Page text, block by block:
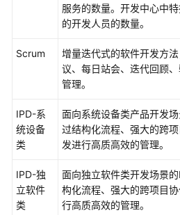
AppStage
南
（开
发
心）
AppStage
服务的数量。开发中心中
的开发人员的数量。
Scrum
增量迭代式的软件开发方
议、每日站会、迭代回顾
管理。​
IPD-系
统设备
类
面向系统设备类产品开发
过结构化流程、强大的跨
发进行高质高效的管理。
IPD-独
立软件
类
面向独立软件类开发场景
构化流程、强大的跨项目
行高质高效的管理。